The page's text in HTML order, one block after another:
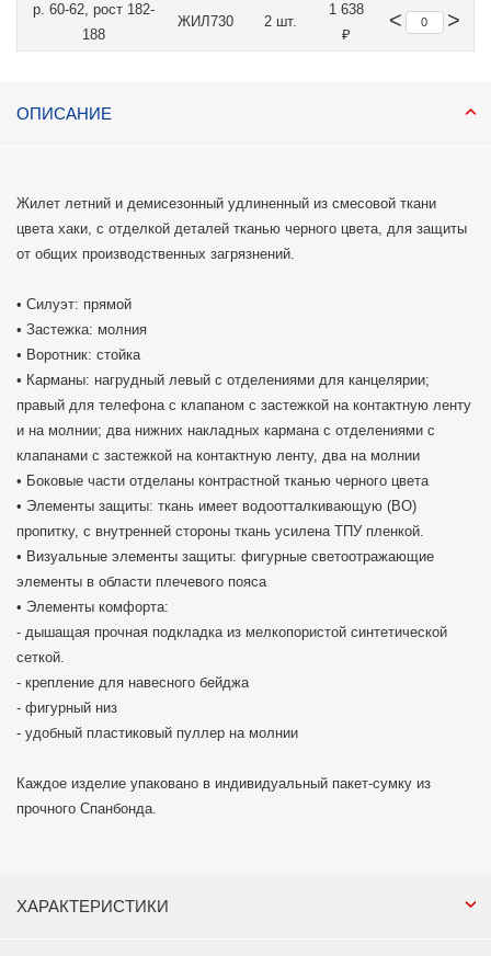
р. 60-62, рост 182-
188
ЖИЛ730 2 шт.
1 638
₽
< >
ОПИСАНИЕ
Жилет летний и демисезонный удлиненный из смесовой ткани
цвета хаки, с отделкой деталей тканью черного цвета, для защиты
от общих производственных загрязнений.
• Силуэт: прямой
• Застежка: молния
• Воротник: стойка
• Карманы: нагрудный левый с отделениями для канцелярии;
правый для телефона с клапаном с застежкой на контактную ленту
и на молнии; два нижних накладных кармана с отделениями с
клапанами с застежкой на контактную ленту, два на молнии
• Боковые части отделаны контрастной тканью черного цвета
• Элементы защиты: ткань имеет водоотталкивающую (ВО)
пропитку, с внутренней стороны ткань усилена ТПУ пленкой.
• Визуальные элементы защиты: фигурные светоотражающие
элементы в области плечевого пояса
• Элементы комфорта:
- дышащая прочная подкладка из мелкопористой синтетической
сеткой.
- крепление для навесного бейджа
- фигурный низ
- удобный пластиковый пуллер на молнии
Каждое изделие упаковано в индивидуальный пакет-сумку из
прочного Спанбонда.
ХАРАКТЕРИСТИКИ